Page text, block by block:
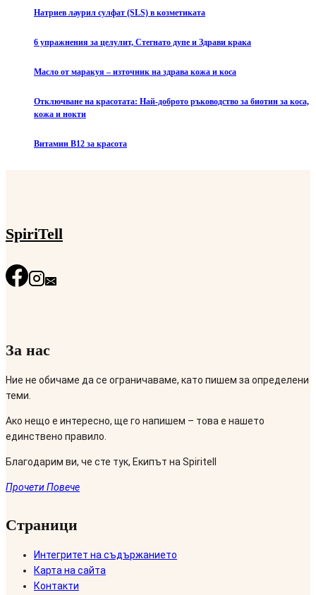
Натриев лаурил сулфат (SLS) в козметиката
6 упражнения за целулит, Стегнато дупе и Здрави крака
Масло от маракуя – източник на здрава кожа и коса
Отключване на красотата: Най-доброто ръководство за биотин за коса,
кожа и нокти
Витамин B12 за красота
SpiriTell
За нас
Ние не обичаме да се ограничаваме, като пишем за определени
теми.
Ако нещо е интересно, ще го напишем – това е нашето
единствено правило.
Благодарим ви, че сте тук, Екипът на Spiritell
Прочети Повече
Страници
Интегритет на съдържанието
Карта на сайта
Контакти